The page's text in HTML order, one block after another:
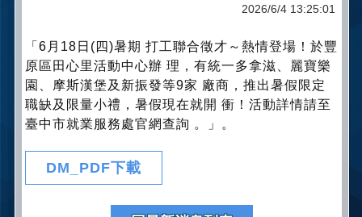
2026/6/4 13:25:01
「6月18日(四)暑期 打工聯合徵才～熱情登場！於豐
原區田心里活動中心辦 理，有統一多拿滋、麗寶樂
園、摩斯漢堡及新振發等9家 廠商，推出暑假限定
職缺及限量小禮，暑假現在就開 衝！活動詳情請至
臺中市就業服務處官網查詢 。」。
DM_PDF下載